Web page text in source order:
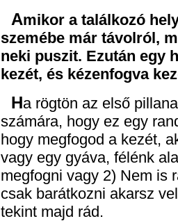
Amikor a találkozó helyszínén meglátod a csajt, nézz a
szemébe már távolról,
neki puszit. Ezután egy
kezét, és kézenfogva
Ha rögtön az első pillanatban nem teszed egyértelművé
számára, hogy ez egy
hogy megfogod a kezét,
vagy egy gyáva, félénk
megfogni vagy 2) Nem is
csak barátkozni akarsz
tekint majd rád.